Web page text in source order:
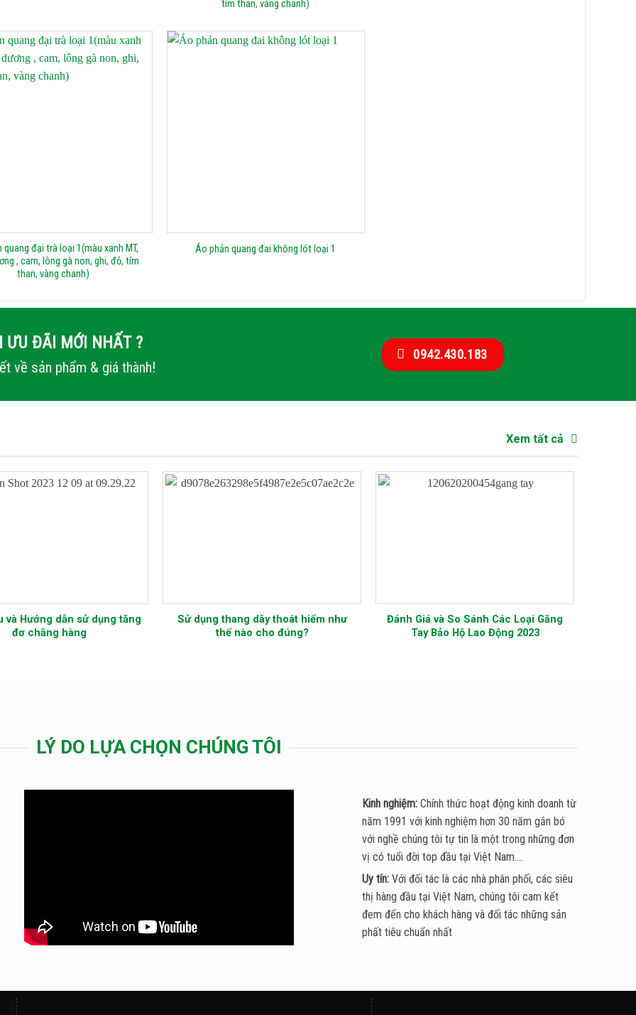
tím than, vàng chanh)
quang đại trà loại 1(màu xanh MT,
, cam, lông gà non, ghi, đỏ, tím
than, vàng chanh)
Áo phản quang đai không lót loại 1
ĐÃI MỚI NHẤT ?
về sản phẩm & giá thành!
0942.430.183
Xem tất cả
BẢO HỘ LAO ĐỘNG TRONG MÔI
TRƯỜNG CÔNG NGHIỆP HÓA CHẤT
Đánh Giá và So Sánh Các Loại Găng
Tay Bảo Hộ Lao Động 2023
Bảo hộ lao động: Tại Sao Bạn Cần Sử
Dụng Kính An Toàn trong Môi
LÝ DO LỰA CHỌN CHÚNG TÔI
Kinh nghiệm: Chính thức hoạt động kinh doanh từ
năm 1991 với kinh nghiệm hơn 30 năm gắn bó
với nghề chúng tôi tự tin là một trong những đơn
vị có tuổi đời top đầu tại Việt Nam....
Uy tín: Với đối tác là các nhà phân phối, các siêu
thị hàng đầu tại Việt Nam, chúng tôi cam kết
đem đến cho khách hàng và đối tác những sản
phất tiêu chuẩn nhất